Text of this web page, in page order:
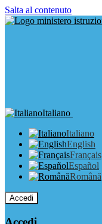
Salta al contenuto
Italiano
Italiano
English
Français
Español
Română
Accedi